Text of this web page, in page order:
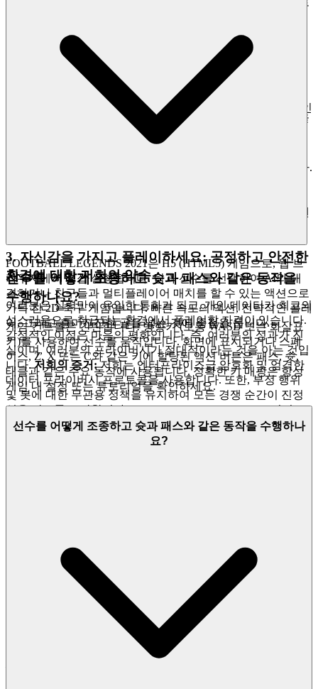
높은 확률로 실행하는 것은
모멘텀 승수 에 훨씬 더 효과
적으로 기여하여 전체 경기 점수 지표를 급상승시킵니
일반적인 슈퍼스타 컬렉션이 아닌, 전문가들의 응집
력 있는 기계를 구축하는 데 집중하십시오.
점수판뿐만 아니라 시스템을 마스터하십시오. 이제 이 방법을
적용하여 엘리트 전술가로서의 지위를 증명하십시오.
2. 정직한 즐거움: 제로-프레셔 약속
저희는 저희 플랫폼을 환대의 행위로 여기며, 진정한 환대는
투명하고 관대합니다. 여러분의 엔터테인먼트가 숨겨진 조항
이나 조작적인 업셀 없이 제공된다는 것을 아는 것은 감정적인
안도감을 주며, 여러분이 게임에 완전히 몰입할 수 있게 해줍
니다. 저희는 커뮤니티를 쪼개는 모델을 거부합니다.
구조로 지원되는 완전 무료 플레이 모델에 전념하고 있습니다.
3. 자신감을 가지고 플레이하세요: 공정하고 안전한
환경에 대한 저희의 약속
여러분은 실력만이 유일한 통화가 되고, 개인 데이터가 최고의
성스러움으로 취급되는 환경에서 플레이할 자격이 있습니다.
감정적인 이점은 마음의 평화입니다. 즉, 여러분의 성과가 진
실이며, 여러분의 프라이버시가 절대적이라는 것을 아는 것입
니다.저희의 증거:저희는 엔터프라이즈급 암호화 및 엄격한
데이터 프라이버시 프로토콜을 사용합니다. 또한, 부정 행위
및 봇에 대한 무관용 정책을 유지하여 모든 경쟁 순간이 진정
성을 갖도록 보장합니다.FOOTBALL LEGENDS 2021리더보
드의 최고 자리를 차지하기 위해 노력하세요. 여러분의 실력을
진정으로 시험하는 것입니다. 저희는 안전하고 공정한 놀이터
것을 알고 있습니다. 여러분의 지성은 혼잡하고 일반적인 카탈
로그보다 더 나은 것을 받을 자격이 있습니다. 저희는 양보다
질을 중요하게 생각하며, 저희의 큐레이션 과정은 여러분에 대
한 존중을 보여주는 방식입니다.
저희의 증거:저희는 여러분
의 시간을 할애할 가치가 있다고 진심으로 믿는 가장 매력적이
고, 세련되고, 흥미로운 게임만을 엄선하여 깨끗하고 고속 인
터페이스로 제공합니다. 저희는 여러분의 시간을 할애할 가치
가 있는 훌륭한 게임이라고 믿기 때문에
FOOTBALL LEGENDS 2021은 H5 (HTML5) 게임으로, 웹 브
라우저에서 직접 실행됩니다. 팀과 선수를 선택하여 AI와 대
결하거나 친구들과 멀티플레이어 매치를 할 수 있는 액션으로
가득 찬 2D 축구 게임입니다. 빠른 속도의 액션, 전략적인 플레
이, 그리고 흥미진진한 골을 넣는 것에 중점을 둡니다.
선수를 어떻게 조종하고 슛과 패스와 같은 동작을
수행하나요?
게임 컨트롤은 간단합니다! 방향키 (보통 WASD 또는 화살표
키)를 사용하여 선수를 움직입니다. 화면에 표시되거나 스페
이스, Z, X 또는 C와 같은 키에 할당된 액션 버튼은 패스, 슛,
태클과 같은 주요 동작에 사용됩니다. 정확한 키 매핑은 항상
게임 내 설정 또는 튜토리얼을 확인하세요.
선수를 어떻게 조종하고 슛과 패스와 같은 동작을 수행하나
요?